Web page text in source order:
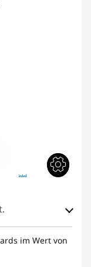
im Wert von